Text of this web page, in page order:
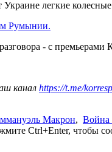
легкие
Румынии.
- с премьерами
канал https://t.me/
Макрон, Война
Ctrl+Enter, чтобы